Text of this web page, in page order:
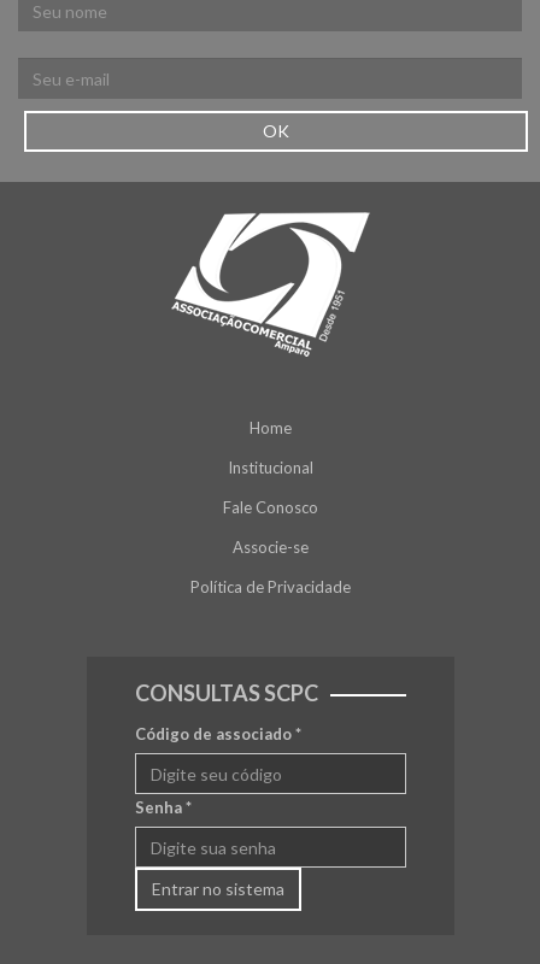
OK
Home
Institucional
Fale Conosco
Associe-se
Política de Privacidade
CONSULTAS SCPC
Código de associado*
Senha*
Entrar no sistema